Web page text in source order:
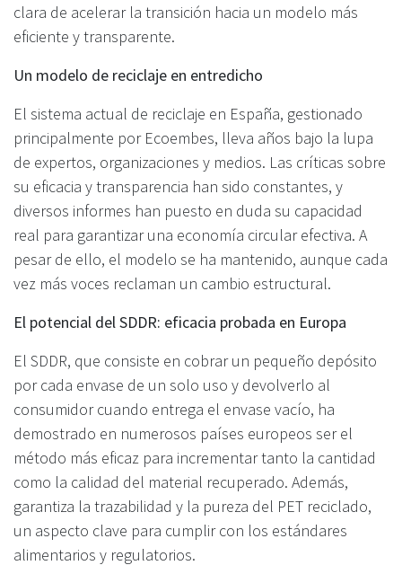
clara de acelerar la transición hacia un modelo más
eficiente y transparente.
Un modelo de reciclaje en entredicho
El sistema actual de reciclaje en España, gestionado
principalmente por Ecoembes, lleva años bajo la lupa
de expertos, organizaciones y medios. Las críticas sobre
su eficacia y transparencia han sido constantes, y
diversos informes han puesto en duda su capacidad
real para garantizar una economía circular efectiva. A
pesar de ello, el modelo se ha mantenido, aunque cada
vez más voces reclaman un cambio estructural.
El potencial del SDDR: eficacia probada en Europa
El SDDR, que consiste en cobrar un pequeño depósito
por cada envase de un solo uso y devolverlo al
consumidor cuando entrega el envase vacío, ha
demostrado en numerosos países europeos ser el
método más eficaz para incrementar tanto la cantidad
como la calidad del material recuperado. Además,
garantiza la trazabilidad y la pureza del PET reciclado,
un aspecto clave para cumplir con los estándares
alimentarios y regulatorios.